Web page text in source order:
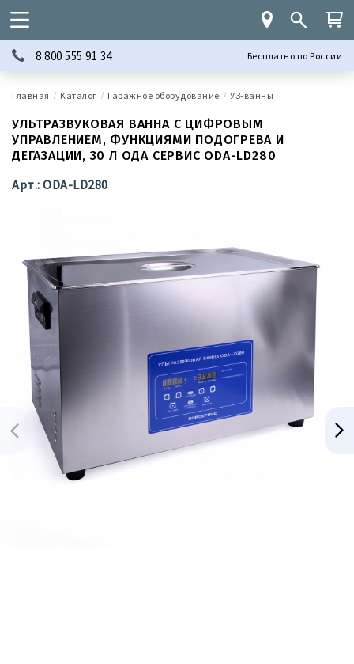
8 800 555 91 34 Бесплатно по России
Каталог Гаражное оборудование УЗ-ванны
УЛЬТРАЗВУКОВАЯ ВАННА С ЦИФРОВЫМ
УПРАВЛЕНИЕМ, ФУНКЦИЯМИ ПОДОГРЕВА И
ДЕГАЗАЦИИ, 30 Л ОДА СЕРВИС ODA-LD280
Арт.: ODA-LD280